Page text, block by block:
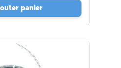
panier